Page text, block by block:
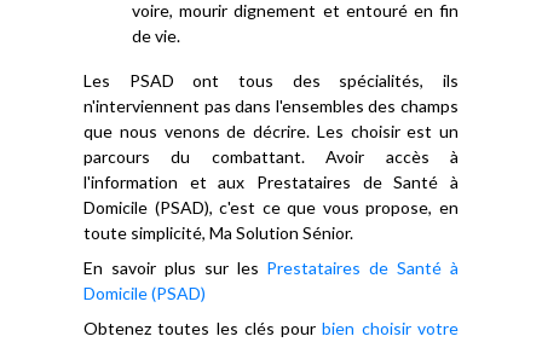
voire, mourir dignement et entouré en fin
de vie.
Les PSAD ont tous des spécialités, ils
n'interviennent pas dans l'ensembles des champs
que nous venons de décrire. Les choisir est un
parcours du combattant. Avoir accès à
l'information et aux Prestataires de Santé à
Domicile (PSAD), c'est ce que vous propose, en
toute simplicité, Ma Solution Sénior.
En savoir plus sur les Prestataires de Santé à
Domicile (PSAD)
Obtenez toutes les clés pourbien choisir votre